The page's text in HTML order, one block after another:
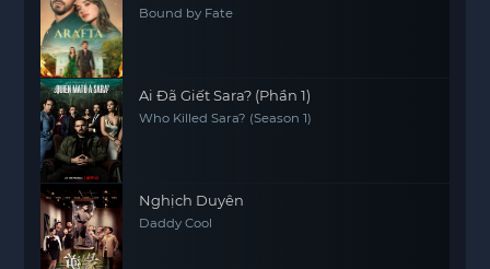
Bound by Fate
Ai Đã Giết Sara? (Phần 1)
Who Killed Sara? (Season 1)
Nghịch Duyên
Daddy Cool